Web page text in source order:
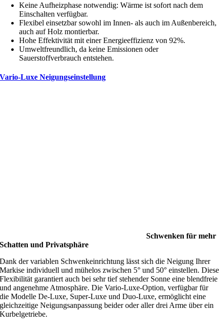
Keine Aufheizphase notwendig: Wärme ist sofort nach dem
Einschalten verfügbar.
Flexibel einsetzbar sowohl im Innen- als auch im Außenbereich,
auch auf Holz montierbar.
Hohe Effektivität mit einer Energieeffizienz von 92%.
Umweltfreundlich, da keine Emissionen oder
Sauerstoffverbrauch entstehen.
Vario-Luxe Neigungseinstellung
Schwenken für mehr
Schatten und Privatsphäre
Dank der variablen Schwenkeinrichtung lässt sich die Neigung Ihrer
Markise individuell und mühelos zwischen 5° und 50° einstellen. Diese
Flexibilität garantiert auch bei sehr tief stehender Sonne eine blendfreie
und angenehme Atmosphäre. Die Vario-Luxe-Option, verfügbar für
die Modelle De-Luxe, Super-Luxe und Duo-Luxe, ermöglicht eine
gleichzeitige Neigungsanpassung beider oder aller drei Arme über ein
Kurbelgetriebe.